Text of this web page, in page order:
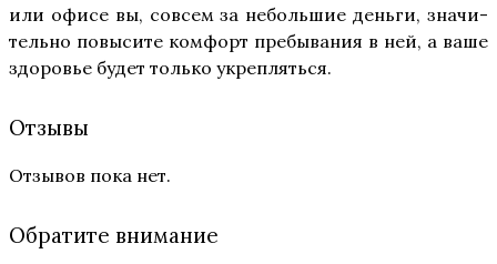
или офи­се вы, совсем за неболь­шие день­ги, зна­чи­
тель­но повы­си­те ком­форт пре­бы­ва­ния в ней, а ваше
здо­ро­вье будет толь­ко укрепляться.
Отзывы
Отзывов пока нет.
Обратите внимание